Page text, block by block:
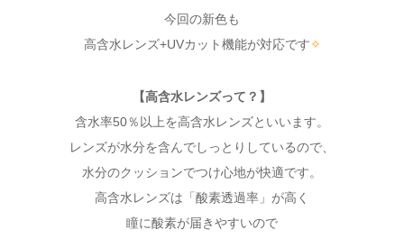
今回の新色も
高含水レンズ+UVカット機能が対応です✧
【高含水レンズって？】
含水率50％以上を高含水レンズといいます。
レンズが水分を含んでしっとりしているので、
水分のクッションでつけ心地が快適です。
高含水レンズは「酸素透過率」が高く
瞳に酸素が届きやすいので